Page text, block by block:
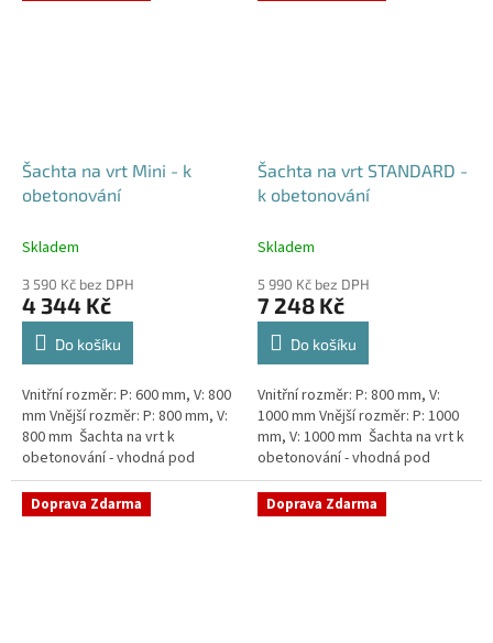
Šachta na vrt Mini - k
obetonování
Skladem
3 590 Kč bez DPH
4 344 Kč
Do košíku
Vnitřní rozměr: P: 600 mm, V: 800
mm Vnější rozměr: P: 800 mm, V:
800 mm Šachta na vrt k
obetonování - vhodná pod
parkovací stání, komunikace
nebo do míst vyšším...
Šachta na vrt STANDARD -
k obetonování
Skladem
5 990 Kč bez DPH
7 248 Kč
Do košíku
Vnitřní rozměr: P: 800 mm, V:
1000 mm Vnější rozměr: P: 1000
mm, V: 1000 mm Šachta na vrt k
obetonování - vhodná pod
parkovací stání, komunikace
nebo do míst vyšším...
Doprava Zdarma Doprava Zdarma